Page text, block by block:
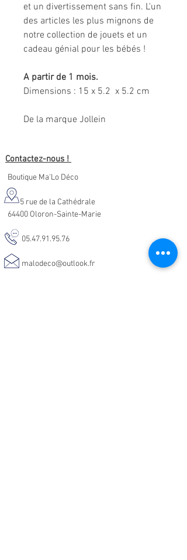
et un divertissement sans fin. L'un
des articles les plus mignons de
notre collection de jouets et un
cadeau génial pour les bébés !
A partir de 1 mois.
Dimensions : 15 x 5.2 x 5.2 cm
De la marque Jollein
Contactez-nous !
Boutique Ma'Lo Déco
5 rue de la Cathédrale
64400 Oloron-Sainte-Marie
05.47.91.95.76
malodeco@outlook.fr